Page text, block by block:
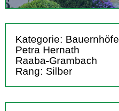
Kategorie: Bauernhöfe
Petra Hernath
Raaba-Grambach
Rang: Silber